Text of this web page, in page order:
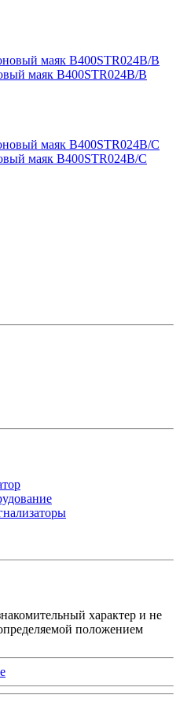
маяк B400STR024B/B
маяк B400STR024B/C
характер и не
положением